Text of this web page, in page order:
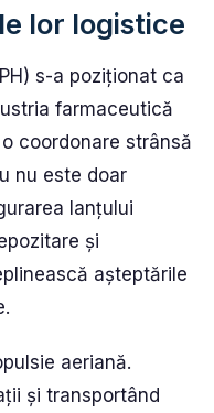
lor logistice
s-a poziționat ca
farmaceutică
coordonare strânsă
nu este doar
lanțului
și
așteptările
aeriană.
și transportând